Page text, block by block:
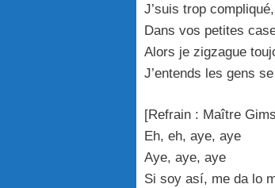
J’suis trop
Dans vos petites
Alors je zigzague
J’entends les gens
[Refrain : Maître
Eh, eh, aye, aye
Aye, aye, aye
Si soy así, me da lo